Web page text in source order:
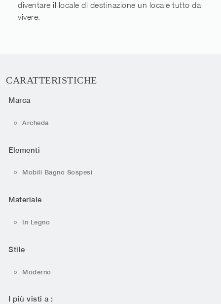
diventare il locale di destinazione un locale tutto da
vivere.
CARATTERISTICHE
Marca
Archeda
Elementi
Mobili Bagno Sospesi
Materiale
In Legno
Stile
Moderno
I più visti a :